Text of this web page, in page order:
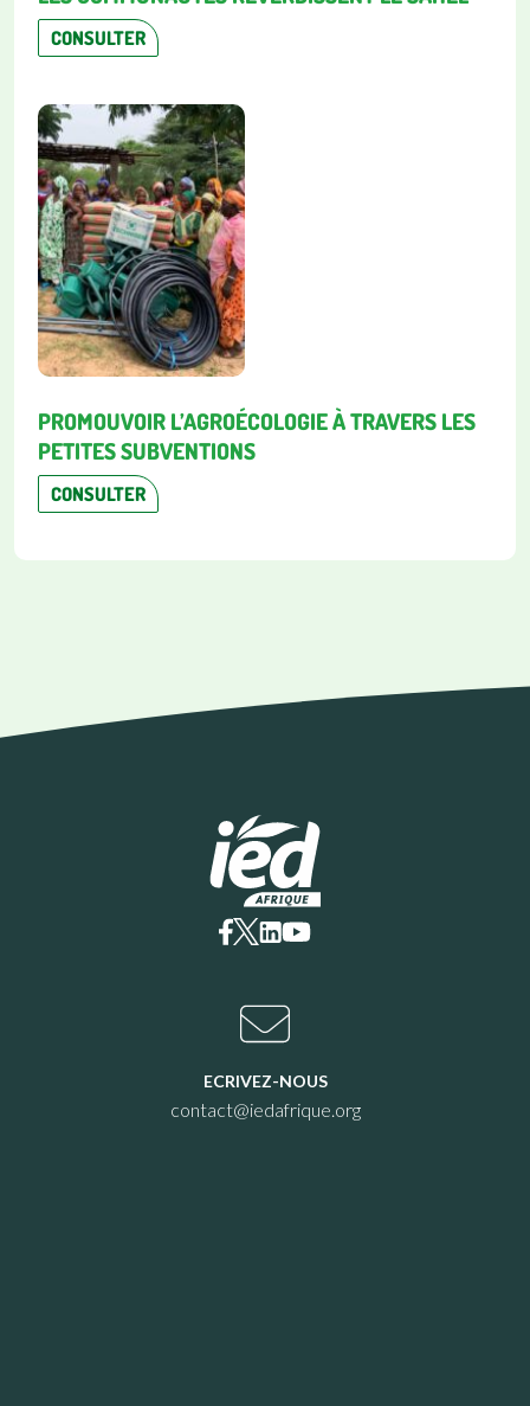
CONSULTER
PROMOUVOIR L’AGROÉCOLOGIE À TRAVERS LES
PETITES SUBVENTIONS
CONSULTER
ECRIVEZ-NOUS
contact@iedafrique.org